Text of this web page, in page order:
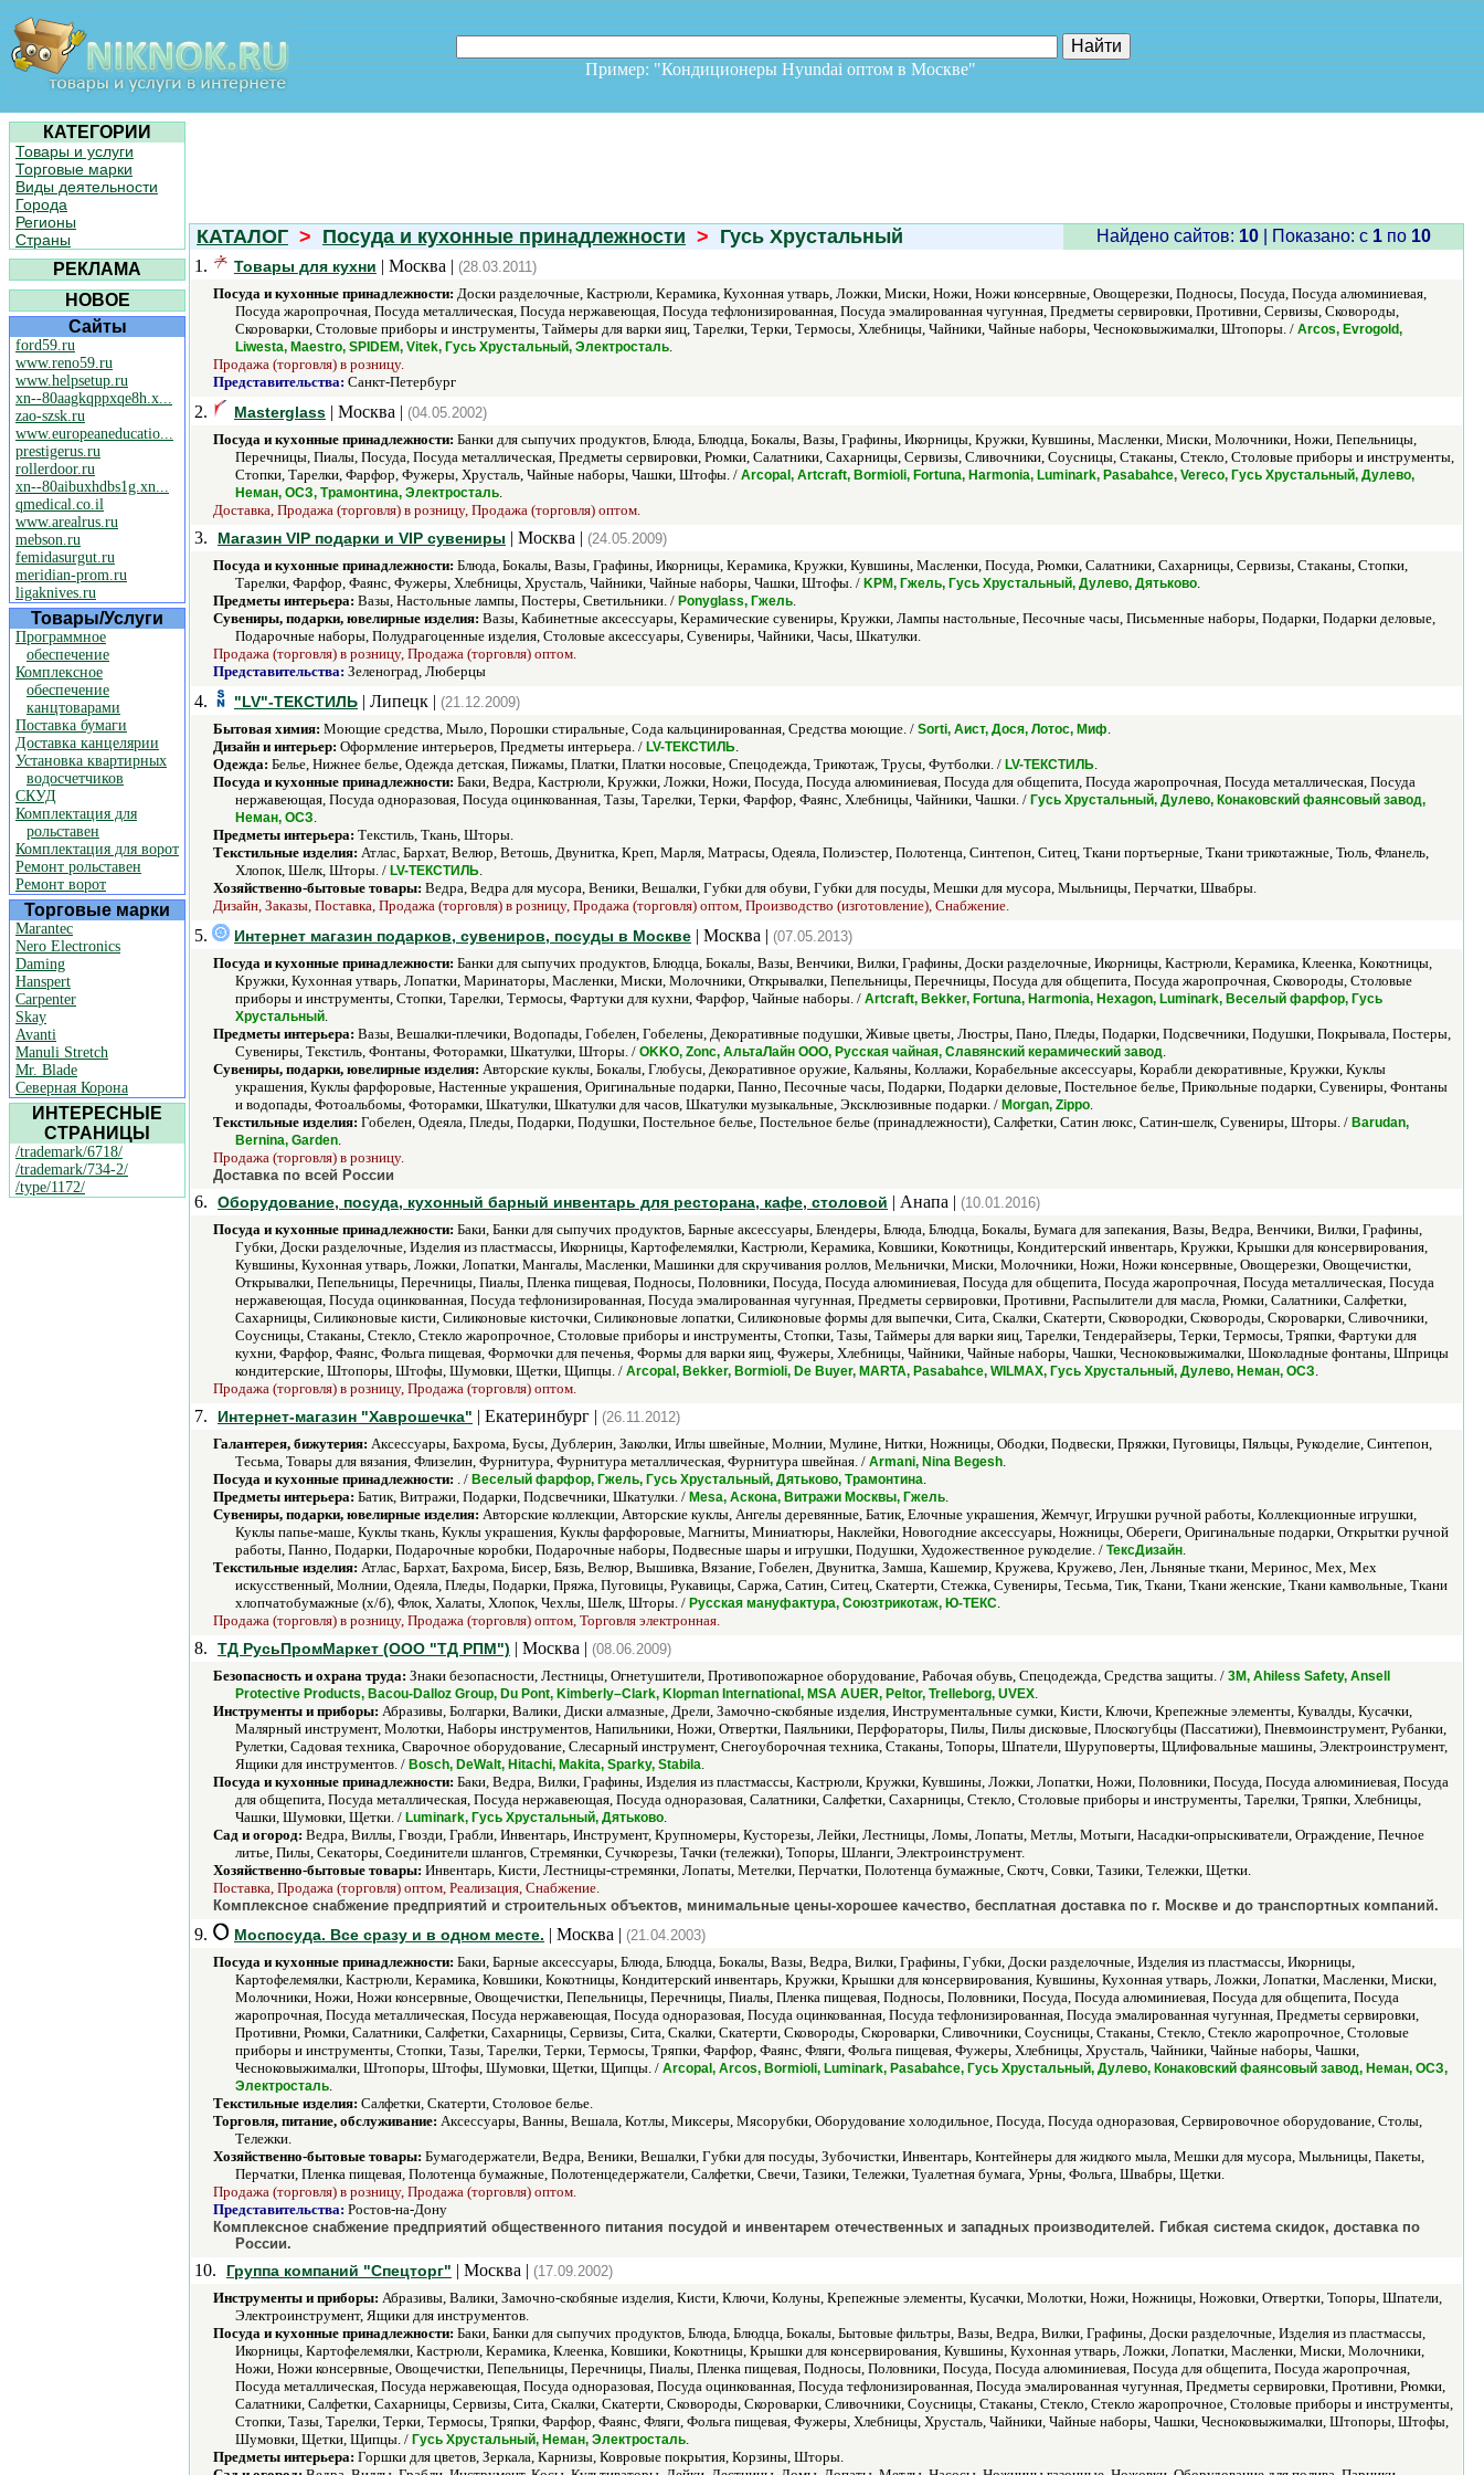
Пример: "Кондиционеры Hyundai оптом в Москве"
КАТЕГОРИИ
Товары и услуги
Торговые марки
Виды деятельности
Города
Регионы
Страны
РЕКЛАМА
НОВОЕ
Сайты
ford59.ru
www.reno59.ru
www.helpsetup.ru
xn--80aagkqppxqe8h.x...
zao-szsk.ru
www.europeaneducatio...
prestigerus.ru
rollerdoor.ru
xn--80aibuxhdbs1g.xn...
qmedical.co.il
www.arealrus.ru
mebson.ru
femidasurgut.ru
meridian-prom.ru
ligaknives.ru
Товары/Услуги
Программное
обеспечение
Комплексное
обеспечение
канцтоварами
Поставка бумаги
Доставка канцелярии
Установка квартирных
водосчетчиков
СКУД
Комплектация для
рольставен
Комплектация для ворот
Ремонт рольставен
Ремонт ворот
Торговые марки
Marantec
Nero Electronics
Daming
Hanspert
Carpenter
Skay
Avanti
Manuli Stretch
Mr. Blade
Северная Корона
ИНТЕРЕСНЫЕ
СТРАНИЦЫ
/trademark/6718/
/trademark/734-2/
/type/1172/
КАТАЛОГ > Посуда и кухонные принадлежности > Гусь Хрустальный Найдено сайтов: 10| Показано: c 1по 10
1.
Товары для кухни | Москва | (28.03.2011)
Посуда и кухонные принадлежности: Доски разделочные, Кастрюли, Керамика, Кухонная утварь, Ложки, Миски, Ножи, Ножи консервные, Овощерезки, Подносы, Посуда, Посуда алюминиевая,
Посуда жаропрочная, Посуда металлическая, Посуда нержавеющая, Посуда тефлонизированная, Посуда эмалированная чугунная, Предметы сервировки, Противни, Сервизы, Сковороды,
Скороварки, Столовые приборы и инструменты, Таймеры для варки яиц, Тарелки, Терки, Термосы, Хлебницы, Чайники, Чайные наборы, Чесноковыжималки, Штопоры. / Arcos, Evrogold,
Liwesta, Maestro, SPIDEM, Vitek, Гусь Хрустальный, Электросталь.
Продажа (торговля) в розницу.
Представительства: Санкт-Петербург
2. Masterglass | Москва | (04.05.2002)
Посуда и кухонные принадлежности: Банки для сыпучих продуктов, Блюда, Блюдца, Бокалы, Вазы, Графины, Икорницы, Кружки, Кувшины, Масленки, Миски, Молочники, Ножи, Пепельницы,
Перечницы, Пиалы, Посуда, Посуда металлическая, Предметы сервировки, Рюмки, Салатники, Сахарницы, Сервизы, Сливочники, Соусницы, Стаканы, Стекло, Столовые приборы и инструменты,
Стопки, Тарелки, Фарфор, Фужеры, Хрусталь, Чайные наборы, Чашки, Штофы. / Arcopal, Artcraft, Bormioli, Fortuna, Harmonia, Luminark, Pasabahce, Vereco, Гусь Хрустальный, Дулево,
Неман, ОСЗ, Трамонтина, Электросталь.
Доставка, Продажа (торговля) в розницу, Продажа (торговля) оптом.
3. Магазин VIP подарки и VIP сувениры | Москва | (24.05.2009)
Посуда и кухонные принадлежности: Блюда, Бокалы, Вазы, Графины, Икорницы, Керамика, Кружки, Кувшины, Масленки, Посуда, Рюмки, Салатники, Сахарницы, Сервизы, Стаканы, Стопки,
Тарелки, Фарфор, Фаянс, Фужеры, Хлебницы, Хрусталь, Чайники, Чайные наборы, Чашки, Штофы. / KPM, Гжель, Гусь Хрустальный, Дулево, Дятьково.
Предметы интерьера: Вазы, Настольные лампы, Постеры, Светильники. / Ponyglass, Гжель.
Сувениры, подарки, ювелирные изделия: Вазы, Кабинетные аксессуары, Керамические сувениры, Кружки, Лампы настольные, Песочные часы, Письменные наборы, Подарки, Подарки деловые,
Подарочные наборы, Полудрагоценные изделия, Столовые аксессуары, Сувениры, Чайники, Часы, Шкатулки.
Продажа (торговля) в розницу, Продажа (торговля) оптом.
Представительства: Зеленоград, Люберцы
4. "LV"-ТЕКСТИЛЬ | Липецк | (21.12.2009)
Бытовая химия: Моющие средства, Мыло, Порошки стиральные, Сода кальцинированная, Средства моющие. / Sorti, Аист, Дося, Лотос, Миф.
Дизайн и интерьер: Оформление интерьеров, Предметы интерьера. / LV-ТЕКСТИЛЬ.
Одежда: Белье, Нижнее белье, Одежда детская, Пижамы, Платки, Платки носовые, Спецодежда, Трикотаж, Трусы, Футболки. / LV-ТЕКСТИЛЬ.
Посуда и кухонные принадлежности: Баки, Ведра, Кастрюли, Кружки, Ложки, Ножи, Посуда, Посуда алюминиевая, Посуда для общепита, Посуда жаропрочная, Посуда металлическая, Посуда
нержавеющая, Посуда одноразовая, Посуда оцинкованная, Тазы, Тарелки, Терки, Фарфор, Фаянс, Хлебницы, Чайники, Чашки. / Гусь Хрустальный, Дулево, Конаковский фаянсовый завод,
Неман, ОСЗ.
Предметы интерьера: Текстиль, Ткань, Шторы.
Текстильные изделия: Атлас, Бархат, Велюр, Ветошь, Двунитка, Креп, Марля, Матрасы, Одеяла, Полиэстер, Полотенца, Синтепон, Ситец, Ткани портьерные, Ткани трикотажные, Тюль, Фланель,
Хлопок, Шелк, Шторы. / LV-ТЕКСТИЛЬ.
Хозяйственно-бытовые товары: Ведра, Ведра для мусора, Веники, Вешалки, Губки для обуви, Губки для посуды, Мешки для мусора, Мыльницы, Перчатки, Швабры.
Дизайн, Заказы, Поставка, Продажа (торговля) в розницу, Продажа (торговля) оптом, Производство (изготовление), Снабжение.
5. Интернет магазин подарков, сувениров, посуды в Москве | Москва | (07.05.2013)
Посуда и кухонные принадлежности: Банки для сыпучих продуктов, Блюдца, Бокалы, Вазы, Венчики, Вилки, Графины, Доски разделочные, Икорницы, Кастрюли, Керамика, Клеенка, Кокотницы,
Кружки, Кухонная утварь, Лопатки, Маринаторы, Масленки, Миски, Молочники, Открывалки, Пепельницы, Перечницы, Посуда для общепита, Посуда жаропрочная, Сковороды, Столовые
приборы и инструменты, Стопки, Тарелки, Термосы, Фартуки для кухни, Фарфор, Чайные наборы. / Artcraft, Bekker, Fortuna, Harmonia, Hexagon, Luminark, Веселый фарфор, Гусь
Хрустальный.
Предметы интерьера: Вазы, Вешалки-плечики, Водопады, Гобелен, Гобелены, Декоративные подушки, Живые цветы, Люстры, Пано, Пледы, Подарки, Подсвечники, Подушки, Покрывала, Постеры,
Сувениры, Текстиль, Фонтаны, Фоторамки, Шкатулки, Шторы. / OKKO, Zonc, АльтаЛайн ООО, Русская чайная, Славянский керамический завод.
Сувениры, подарки, ювелирные изделия: Авторские куклы, Бокалы, Глобусы, Декоративное оружие, Кальяны, Коллажи, Корабельные аксессуары, Корабли декоративные, Кружки, Куклы
украшения, Куклы фарфоровые, Настенные украшения, Оригинальные подарки, Панно, Песочные часы, Подарки, Подарки деловые, Постельное белье, Прикольные подарки, Сувениры, Фонтаны
и водопады, Фотоальбомы, Фоторамки, Шкатулки, Шкатулки для часов, Шкатулки музыкальные, Эксклюзивные подарки. / Morgan, Zippo.
Текстильные изделия: Гобелен, Одеяла, Пледы, Подарки, Подушки, Постельное белье, Постельное белье (принадлежности), Салфетки, Сатин люкс, Сатин-шелк, Сувениры, Шторы. / Barudan,
Bernina, Garden.
Продажа (торговля) в розницу.
Доставка по всей России
6. Оборудование, посуда, кухонный барный инвентарь для ресторана, кафе, столовой | Анапа | (10.01.2016)
Посуда и кухонные принадлежности: Баки, Банки для сыпучих продуктов, Барные аксессуары, Блендеры, Блюда, Блюдца, Бокалы, Бумага для запекания, Вазы, Ведра, Венчики, Вилки, Графины,
Губки, Доски разделочные, Изделия из пластмассы, Икорницы, Картофелемялки, Кастрюли, Керамика, Ковшики, Кокотницы, Кондитерский инвентарь, Кружки, Крышки для консервирования,
Кувшины, Кухонная утварь, Ложки, Лопатки, Мангалы, Масленки, Машинки для скручивания роллов, Мельнички, Миски, Молочники, Ножи, Ножи консервные, Овощерезки, Овощечистки,
Открывалки, Пепельницы, Перечницы, Пиалы, Пленка пищевая, Подносы, Половники, Посуда, Посуда алюминиевая, Посуда для общепита, Посуда жаропрочная, Посуда металлическая, Посуда
нержавеющая, Посуда оцинкованная, Посуда тефлонизированная, Посуда эмалированная чугунная, Предметы сервировки, Противни, Распылители для масла, Рюмки, Салатники, Салфетки,
Сахарницы, Силиконовые кисти, Силиконовые кисточки, Силиконовые лопатки, Силиконовые формы для выпечки, Сита, Скалки, Скатерти, Сковородки, Сковороды, Скороварки, Сливочники,
Соусницы, Стаканы, Стекло, Стекло жаропрочное, Столовые приборы и инструменты, Стопки, Тазы, Таймеры для варки яиц, Тарелки, Тендерайзеры, Терки, Термосы, Тряпки, Фартуки для
кухни, Фарфор, Фаянс, Фольга пищевая, Формочки для печенья, Формы для варки яиц, Фужеры, Хлебницы, Чайники, Чайные наборы, Чашки, Чесноковыжималки, Шоколадные фонтаны, Шприцы
кондитерские, Штопоры, Штофы, Шумовки, Щетки, Щипцы. / Arcopal, Bekker, Bormioli, De Buyer, MARTA, Pasabahce, WILMAX, Гусь Хрустальный, Дулево, Неман, ОСЗ.
Продажа (торговля) в розницу, Продажа (торговля) оптом.
7. Интернет-магазин "Хаврошечка" | Екатеринбург | (26.11.2012)
Галантерея, бижутерия: Аксессуары, Бахрома, Бусы, Дублерин, Заколки, Иглы швейные, Молнии, Мулине, Нитки, Ножницы, Ободки, Подвески, Пряжки, Пуговицы, Пяльцы, Рукоделие, Синтепон,
Тесьма, Товары для вязания, Флизелин, Фурнитура, Фурнитура металлическая, Фурнитура швейная. / Armani, Nina Begesh.
Посуда и кухонные принадлежности: . / Веселый фарфор, Гжель, Гусь Хрустальный, Дятьково, Трамонтина.
Предметы интерьера: Батик, Витражи, Подарки, Подсвечники, Шкатулки. / Mesa, Аскона, Витражи Москвы, Гжель.
Сувениры, подарки, ювелирные изделия: Авторские коллекции, Авторские куклы, Ангелы деревянные, Батик, Елочные украшения, Жемчуг, Игрушки ручной работы, Коллекционные игрушки,
Куклы папье-маше, Куклы ткань, Куклы украшения, Куклы фарфоровые, Магниты, Миниатюры, Наклейки, Новогодние аксессуары, Ножницы, Обереги, Оригинальные подарки, Открытки ручной
работы, Панно, Подарки, Подарочные коробки, Подарочные наборы, Подвесные шары и игрушки, Подушки, Художественное рукоделие. / ТексДизайн.
Текстильные изделия: Атлас, Бархат, Бахрома, Бисер, Бязь, Велюр, Вышивка, Вязание, Гобелен, Двунитка, Замша, Кашемир, Кружева, Кружево, Лен, Льняные ткани, Меринос, Мех, Мех
искусственный, Молнии, Одеяла, Пледы, Подарки, Пряжа, Пуговицы, Рукавицы, Саржа, Сатин, Ситец, Скатерти, Стежка, Сувениры, Тесьма, Тик, Ткани, Ткани женские, Ткани камвольные, Ткани
хлопчатобумажные (х/б), Флок, Халаты, Хлопок, Чехлы, Шелк, Шторы. / Русская мануфактура, Союзтрикотаж, Ю-ТЕКС.
Продажа (торговля) в розницу, Продажа (торговля) оптом, Торговля электронная.
8. ТД РусьПромМаркет (ООО "ТД РПМ") | Москва | (08.06.2009)
Безопасность и охрана труда: Знаки безопасности, Лестницы, Огнетушители, Противопожарное оборудование, Рабочая обувь, Спецодежда, Средства защиты. / 3М, Ahiless Safety, Ansell
Protective Products, Bacou-Dalloz Group, Du Pont, Kimberly–Clark, Klopman International, MSA AUER, Peltor, Trelleborg, UVEX.
Инструменты и приборы: Абразивы, Болгарки, Валики, Диски алмазные, Дрели, Замочно-скобяные изделия, Инструментальные сумки, Кисти, Ключи, Крепежные элементы, Кувалды, Кусачки,
Малярный инструмент, Молотки, Наборы инструментов, Напильники, Ножи, Отвертки, Паяльники, Перфораторы, Пилы, Пилы дисковые, Плоскогубцы (Пассатижи), Пневмоинструмент, Рубанки,
Рулетки, Садовая техника, Сварочное оборудование, Слесарный инструмент, Снегоуборочная техника, Стаканы, Топоры, Шпатели, Шуруповерты, Щлифовальные машины, Электроинструмент,
Ящики для инструментов. / Bosch, DeWalt, Hitachi, Makita, Sparky, Stabila.
Посуда и кухонные принадлежности: Баки, Ведра, Вилки, Графины, Изделия из пластмассы, Кастрюли, Кружки, Кувшины, Ложки, Лопатки, Ножи, Половники, Посуда, Посуда алюминиевая, Посуда
для общепита, Посуда металлическая, Посуда нержавеющая, Посуда одноразовая, Салатники, Салфетки, Сахарницы, Стекло, Столовые приборы и инструменты, Тарелки, Тряпки, Хлебницы,
Чашки, Шумовки, Щетки. / Luminark, Гусь Хрустальный, Дятьково.
Сад и огород: Ведра, Виллы, Гвозди, Грабли, Инвентарь, Инструмент, Крупномеры, Кусторезы, Лейки, Лестницы, Ломы, Лопаты, Метлы, Мотыги, Насадки-опрыскиватели, Ограждение, Печное
литье, Пилы, Секаторы, Соединители шлангов, Стремянки, Сучкорезы, Тачки (тележки), Топоры, Шланги, Электроинструмент.
Хозяйственно-бытовые товары: Инвентарь, Кисти, Лестницы-стремянки, Лопаты, Метелки, Перчатки, Полотенца бумажные, Скотч, Совки, Тазики, Тележки, Щетки.
Поставка, Продажа (торговля) оптом, Реализация, Снабжение.
Комплексное снабжение предприятий и строительных объектов, минимальные цены-хорошее качество, бесплатная доставка по г. Москве и до транспортных компаний.
9. Моспосуда. Все сразу и в одном месте. | Москва | (21.04.2003)
Посуда и кухонные принадлежности: Баки, Барные аксессуары, Блюда, Блюдца, Бокалы, Вазы, Ведра, Вилки, Графины, Губки, Доски разделочные, Изделия из пластмассы, Икорницы,
Картофелемялки, Кастрюли, Керамика, Ковшики, Кокотницы, Кондитерский инвентарь, Кружки, Крышки для консервирования, Кувшины, Кухонная утварь, Ложки, Лопатки, Масленки, Миски,
Молочники, Ножи, Ножи консервные, Овощечистки, Пепельницы, Перечницы, Пиалы, Пленка пищевая, Подносы, Половники, Посуда, Посуда алюминиевая, Посуда для общепита, Посуда
жаропрочная, Посуда металлическая, Посуда нержавеющая, Посуда одноразовая, Посуда оцинкованная, Посуда тефлонизированная, Посуда эмалированная чугунная, Предметы сервировки,
Противни, Рюмки, Салатники, Салфетки, Сахарницы, Сервизы, Сита, Скалки, Скатерти, Сковороды, Скороварки, Сливочники, Соусницы, Стаканы, Стекло, Стекло жаропрочное, Столовые
приборы и инструменты, Стопки, Тазы, Тарелки, Терки, Термосы, Тряпки, Фарфор, Фаянс, Фляги, Фольга пищевая, Фужеры, Хлебницы, Хрусталь, Чайники, Чайные наборы, Чашки,
Чесноковыжималки, Штопоры, Штофы, Шумовки, Щетки, Щипцы. / Arcopal, Arcos, Bormioli, Luminark, Pasabahce, Гусь Хрустальный, Дулево, Конаковский фаянсовый завод, Неман, ОСЗ,
Электросталь.
Текстильные изделия: Салфетки, Скатерти, Столовое белье.
Торговля, питание, обслуживание: Аксессуары, Ванны, Вешала, Котлы, Миксеры, Мясорубки, Оборудование холодильное, Посуда, Посуда одноразовая, Сервировочное оборудование, Столы,
Тележки.
Хозяйственно-бытовые товары: Бумагодержатели, Ведра, Веники, Вешалки, Губки для посуды, Зубочистки, Инвентарь, Контейнеры для жидкого мыла, Мешки для мусора, Мыльницы, Пакеты,
Перчатки, Пленка пищевая, Полотенца бумажные, Полотенцедержатели, Салфетки, Свечи, Тазики, Тележки, Туалетная бумага, Урны, Фольга, Швабры, Щетки.
Продажа (торговля) в розницу, Продажа (торговля) оптом.
Представительства: Ростов-на-Дону
Комплексное снабжение предприятий общественного питания посудой и инвентарем отечественных и западных производителей. Гибкая система скидок, доставка по
России.
10. Группа компаний "Спецторг" | Москва | (17.09.2002)
Инструменты и приборы: Абразивы, Валики, Замочно-скобяные изделия, Кисти, Ключи, Колуны, Крепежные элементы, Кусачки, Молотки, Ножи, Ножницы, Ножовки, Отвертки, Топоры, Шпатели,
Электроинструмент, Ящики для инструментов.
Посуда и кухонные принадлежности: Баки, Банки для сыпучих продуктов, Блюда, Блюдца, Бокалы, Бытовые фильтры, Вазы, Ведра, Вилки, Графины, Доски разделочные, Изделия из пластмассы,
Икорницы, Картофелемялки, Кастрюли, Керамика, Клеенка, Ковшики, Кокотницы, Крышки для консервирования, Кувшины, Кухонная утварь, Ложки, Лопатки, Масленки, Миски, Молочники,
Ножи, Ножи консервные, Овощечистки, Пепельницы, Перечницы, Пиалы, Пленка пищевая, Подносы, Половники, Посуда, Посуда алюминиевая, Посуда для общепита, Посуда жаропрочная,
Посуда металлическая, Посуда нержавеющая, Посуда одноразовая, Посуда оцинкованная, Посуда тефлонизированная, Посуда эмалированная чугунная, Предметы сервировки, Противни, Рюмки,
Салатники, Салфетки, Сахарницы, Сервизы, Сита, Скалки, Скатерти, Сковороды, Скороварки, Сливочники, Соусницы, Стаканы, Стекло, Стекло жаропрочное, Столовые приборы и инструменты,
Стопки, Тазы, Тарелки, Терки, Термосы, Тряпки, Фарфор, Фаянс, Фляги, Фольга пищевая, Фужеры, Хлебницы, Хрусталь, Чайники, Чайные наборы, Чашки, Чесноковыжималки, Штопоры, Штофы,
Шумовки, Щетки, Щипцы. / Гусь Хрустальный, Неман, Электросталь.
Предметы интерьера: Горшки для цветов, Зеркала, Карнизы, Ковровые покрытия, Корзины, Шторы.